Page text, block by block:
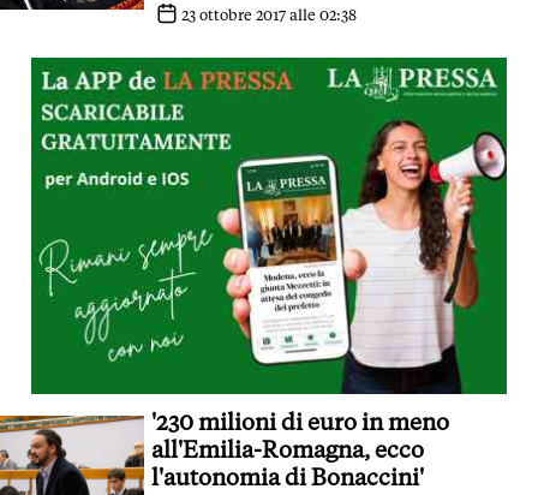
23 ottobre 2017 alle 02:38
'230 milioni di euro in meno
all'Emilia-Romagna, ecco
l'autonomia di Bonaccini'